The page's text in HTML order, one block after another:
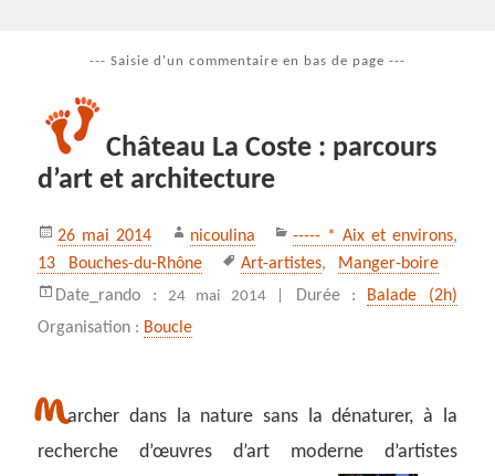
--- Saisie d'un commentaire en bas de page ---
Château La Coste : parcours
d’art et architecture
Publié
le
26 mai 2014 Auteur
nicoulina Catégories
----- * Aix et environs,
13 Bouches-du-Rhône
Mots-
clés
Art-artistes,
Manger-boire
Date_rando :24 mai 2014 | Durée :
Balade (2h)
Organisation : Boucle
Marcher dans la nature sans la dénaturer, à la
recherche d’œuvres d’art moderne d’artistes